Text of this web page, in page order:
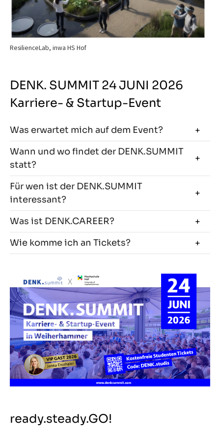
ResilienceLab, inwa HS Hof
DENK. SUMMIT 24 JUNI 2026
Karriere- & Startup-Event
Was erwartet mich auf dem Event?
Wann und wo findet der DENK.SUMMIT
statt?
Für wen ist der DENK.SUMMIT
interessant?
Was ist DENK.CAREER?
Wie komme ich an Tickets?
ready.steady.GO!